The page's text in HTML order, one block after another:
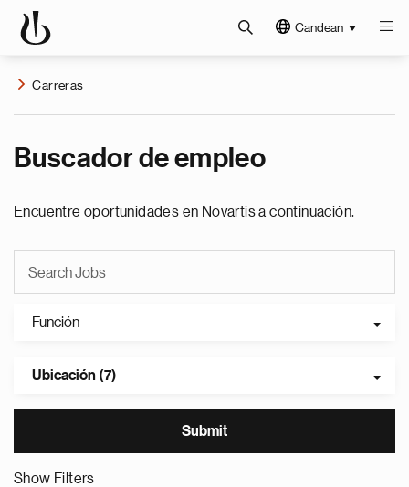
Candean
Carreras
Buscador de empleo
Encuentre oportunidades en Novartis a continuación.
Función
Ubicación (7)
Show Filters